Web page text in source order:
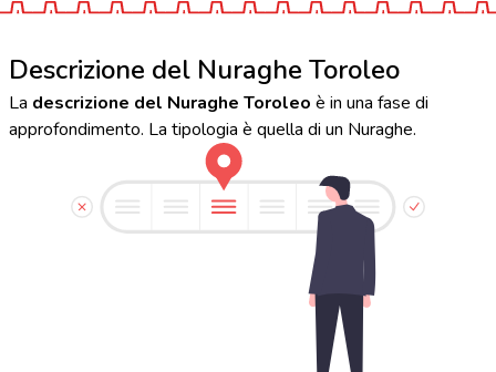
Descrizione del Nuraghe Toroleo
La descrizione del Nuraghe Toroleo è in una fase di
approfondimento. La tipologia è quella di un Nuraghe.